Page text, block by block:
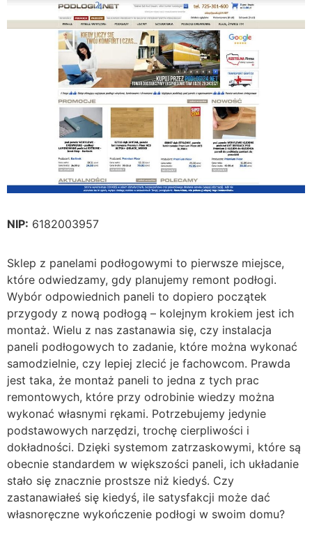
NIP: 6182003957
Sklep z panelami podłogowymi to pierwsze miejsce,
które odwiedzamy, gdy planujemy remont podłogi.
Wybór odpowiednich paneli to dopiero początek
przygody z nową podłogą – kolejnym krokiem jest ich
montaż. Wielu z nas zastanawia się, czy instalacja
paneli podłogowych to zadanie, które można wykonać
samodzielnie, czy lepiej zlecić je fachowcom. Prawda
jest taka, że montaż paneli to jedna z tych prac
remontowych, które przy odrobinie wiedzy można
wykonać własnymi rękami. Potrzebujemy jedynie
podstawowych narzędzi, trochę cierpliwości i
dokładności. Dzięki systemom zatrzaskowymi, które są
obecnie standardem w większości paneli, ich układanie
stało się znacznie prostsze niż kiedyś. Czy
zastanawiałeś się kiedyś, ile satysfakcji może dać
własnoręczne wykończenie podłogi w swoim domu?